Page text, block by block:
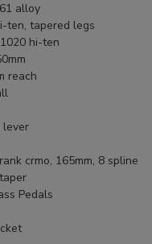
alloy
ten, tapered legs
1020 hi-ten
reach
lever
crmo, 165mm, 8 spline
Pedals